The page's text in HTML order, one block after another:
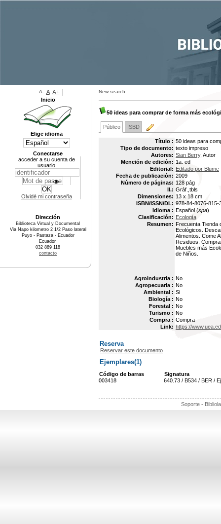
New search
50 ideas para comprar de forma más
Público ISBD
Título : 50 ideas para
Tipo de documento: texto impreso
Autores: Sian Berry, Autor
Mención de edición: 1a. ed
Editorial: Editado por Blume
Fecha de publicación: 2009
Número de páginas: 128 pág
Il.: Gráf.,tbls
Dimensiones: 13 x 18 cm
ISBN/ISSN/DL: 978-84-8076-815-
Idioma : Español (spa)
Clasificación: Ecología
Resumen: Frecuenta Tienda
Ecológicos.
Alimentos. Come
Residuos.
Muebles más
de Niños.
Agroindustria : No
Agropecuaria : No
Ambiental : Si
Biología : No
Forestal : No
Turismo : No
Compra : Compra
Link: https://
Reserva
Reservar este documento
Ejemplares(1)
Código de barras
Signatura
003418
640.73 / B534 / BER /
Soporte -
A- A A+
Inicio
Elige idioma
Conectarse
acceder a su cuenta de
usuario
Olvidé mi contraseña
Dirección
Biblioteca Virtual y Documental
Via Napo kilometro 2 1/2 Paso lateral
Puyo - Pastaza - Ecuador
Ecuador
032 889 118
contacto